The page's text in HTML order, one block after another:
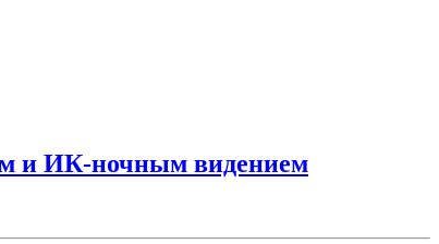
и ИК-ночным видением